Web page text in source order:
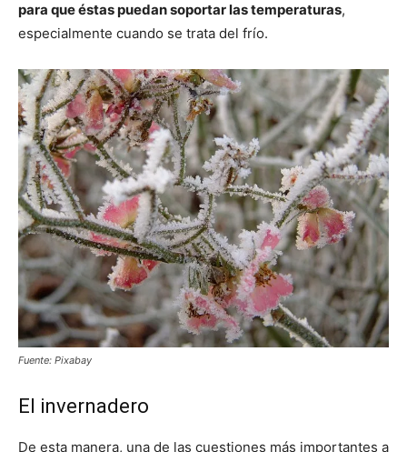
para que éstas puedan soportar las temperaturas,
especialmente cuando se trata del frío.
Fuente: Pixabay
El invernadero
De esta manera, una de las cuestiones más importantes a